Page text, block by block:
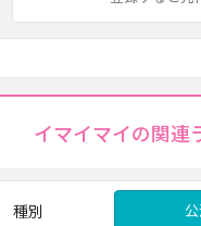
イマイマイの関連
種別